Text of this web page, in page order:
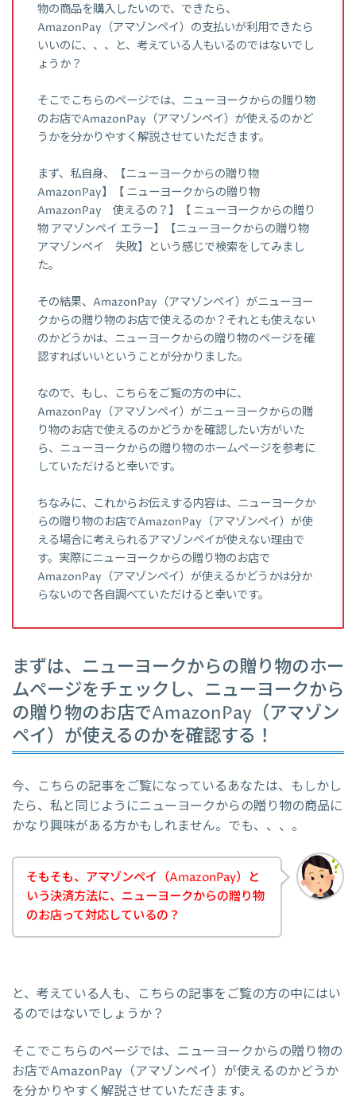
物の商品を購入したいので、できたら、
AmazonPay（アマゾンペイ）の支払いが利用できたら
いいのに、、、と、考えている人もいるのではないでし
ょうか？
そこでこちらのページでは、ニューヨークからの贈り物
のお店でAmazonPay（アマゾンペイ）が使えるのかど
うかを分かりやすく解説させていただきます。
まず、私自身、【ニューヨークからの贈り物
AmazonPay】【 ニューヨークからの贈り物
AmazonPay 使えるの？】【 ニューヨークからの贈り
物 アマゾンペイ エラー】【ニューヨークからの贈り物
アマゾンペイ 失敗】という感じで検索をしてみまし
た。
その結果、AmazonPay（アマゾンペイ）がニューヨー
クからの贈り物のお店で使えるのか？それとも使えない
のかどうかは、ニューヨークからの贈り物のページを確
認すればいいということが分かりました。
なので、もし、こちらをご覧の方の中に、
AmazonPay（アマゾンペイ）がニューヨークからの贈
り物のお店で使えるのかどうかを確認したい方がいた
ら、ニューヨークからの贈り物のホームページを参考に
していただけると幸いです。
ちなみに、これからお伝えする内容は、ニューヨークか
らの贈り物のお店でAmazonPay（アマゾンペイ）が使
える場合に考えられるアマゾンペイが使えない理由で
す。実際にニューヨークからの贈り物のお店で
AmazonPay（アマゾンペイ）が使えるかどうかは分か
らないので各自調べていただけると幸いです。
まずは、ニューヨークからの贈り物のホー
ムページをチェックし、ニューヨークから
の贈り物のお店でAmazonPay（アマゾン
ペイ）が使えるのかを確認する！
今、こちらの記事をご覧になっているあなたは、もしかし
たら、私と同じようにニューヨークからの贈り物の商品に
かなり興味がある方かもしれません。でも、、、。
そもそも、アマゾンペイ（AmazonPay）と
いう決済方法に、ニューヨークからの贈り物
のお店って対応しているの？
と、考えている人も、こちらの記事をご覧の方の中にはい
るのではないでしょうか？
そこでこちらのページでは、ニューヨークからの贈り物の
お店でAmazonPay（アマゾンペイ）が使えるのかどうか
を分かりやすく解説させていただきます。